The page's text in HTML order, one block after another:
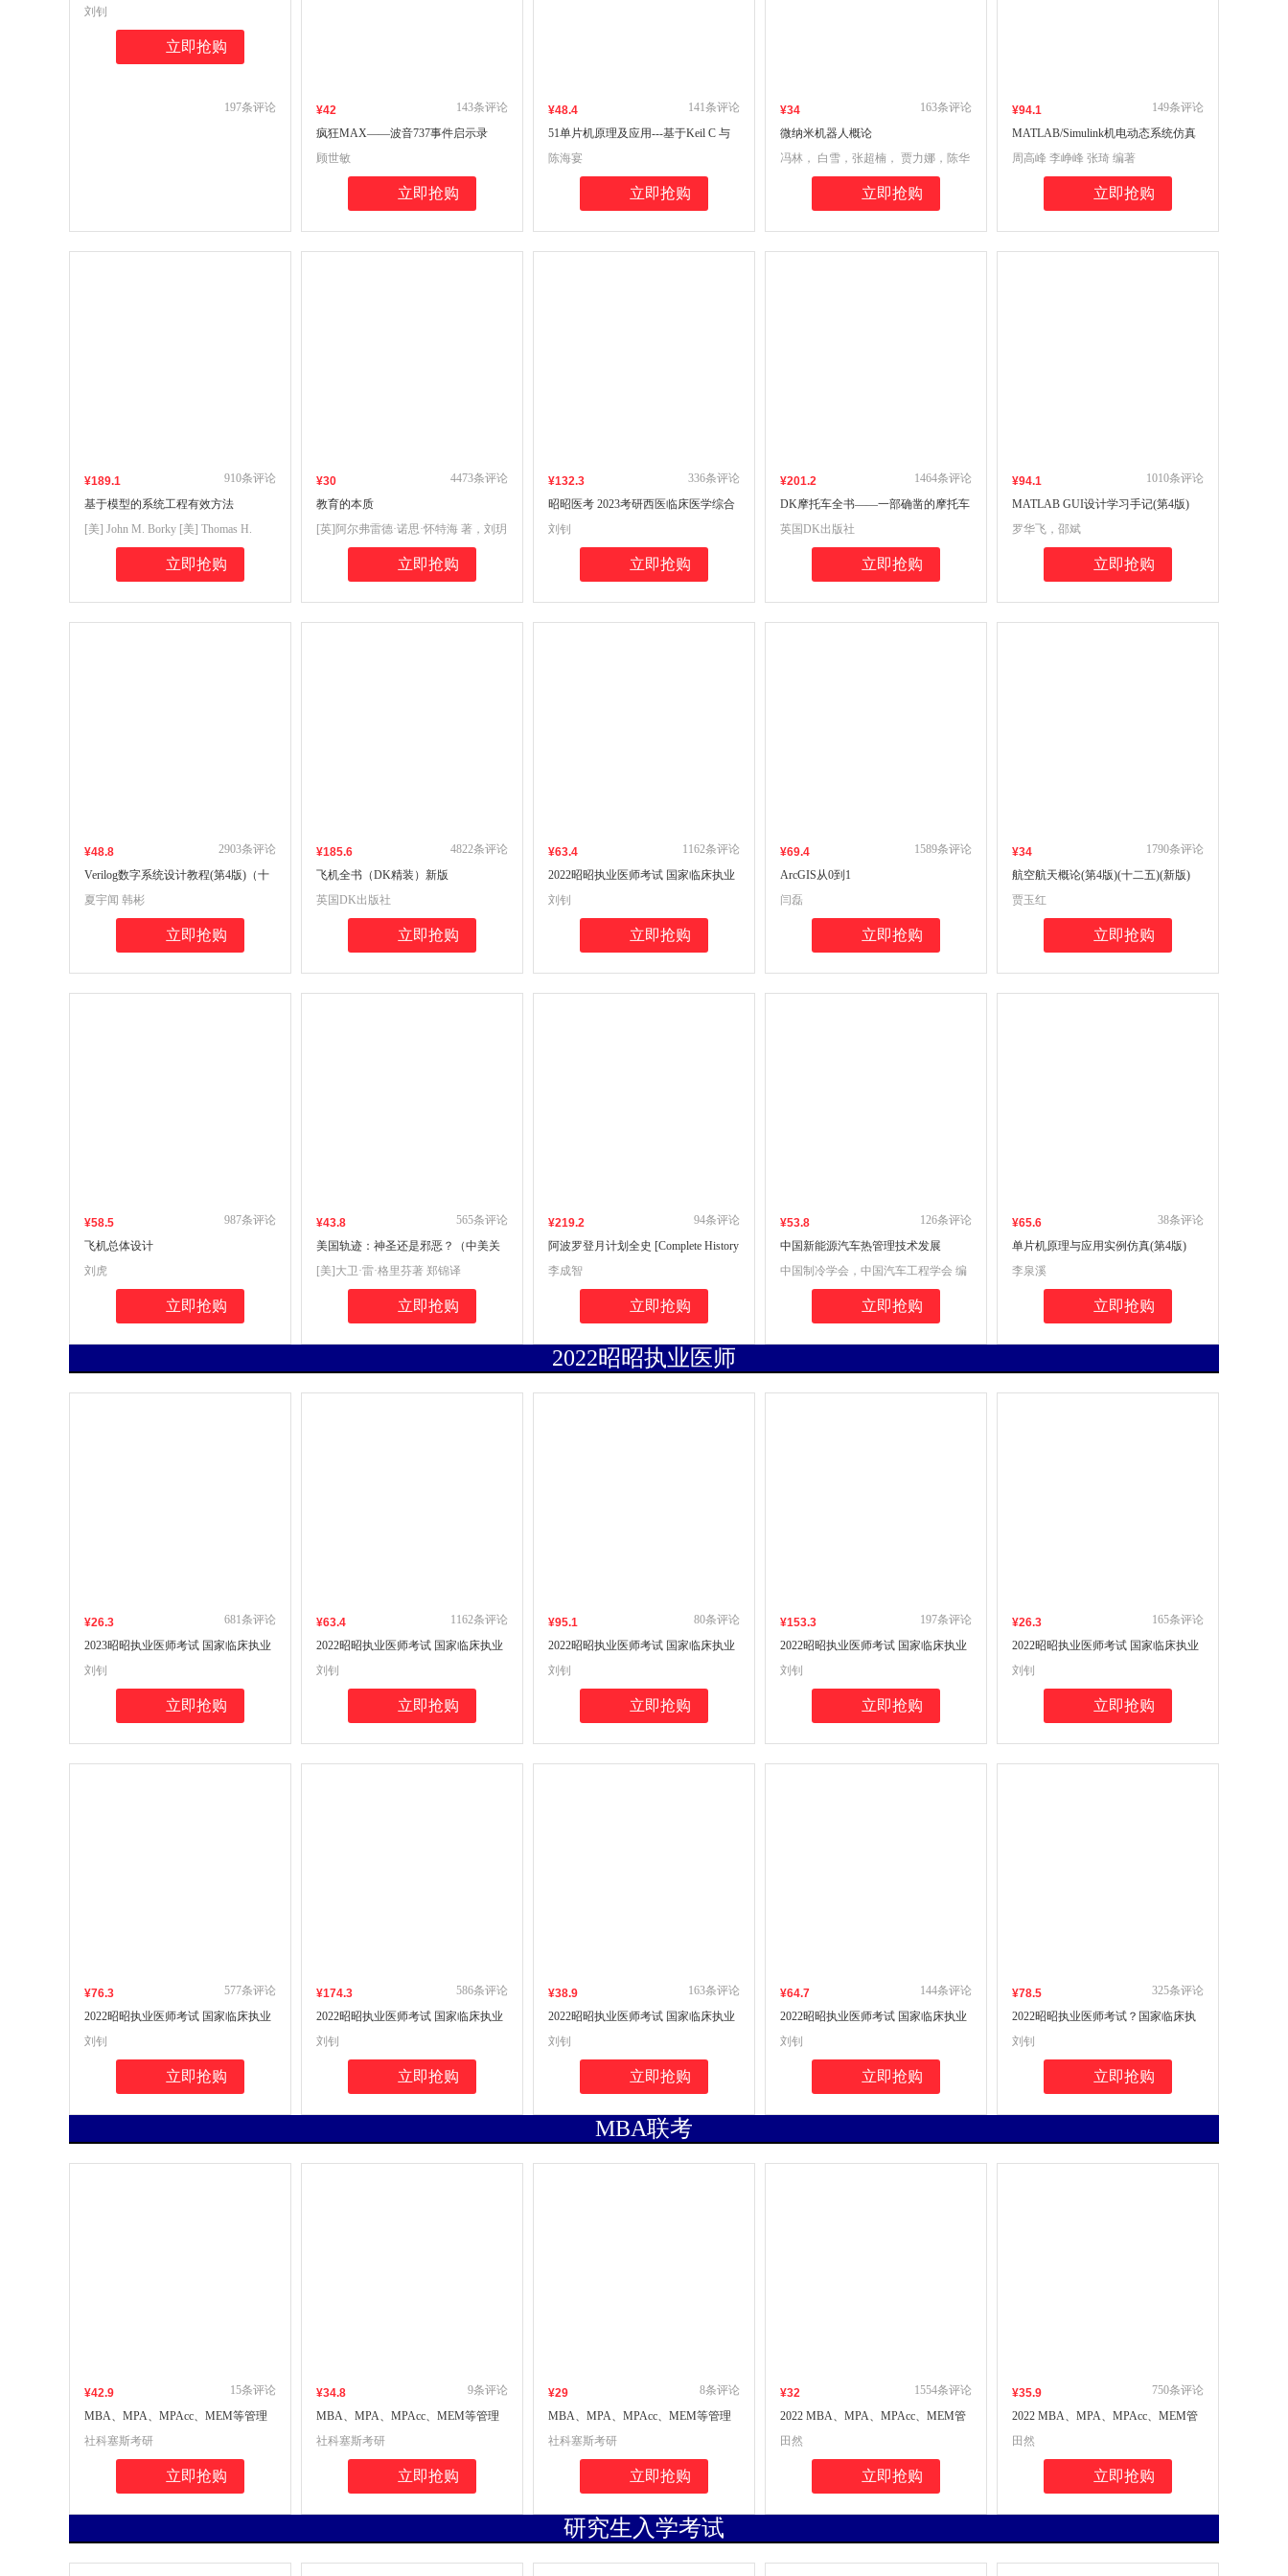
及助理医师资格考试精选真题考点精
析(试题分册+解析分册)(套装两本）
197条评论
刘钊
立即抢购
¥42
疯狂MAX——波音737事件启示录
143条评论
顾世敏
立即抢购
¥48.4
51单片机原理及应用---基于Keil C 与
Proteus (第4版)
141条评论
陈海宴
立即抢购
¥34
微纳米机器人概论
163条评论
冯林， 白雪，张超楠， 贾力娜，陈华
伟，张德远 编著
立即抢购
¥94.1
MATLAB/Simulink机电动态系统仿真
及工程应用（第2版）
149条评论
周高峰 李峥峰 张琦 编著
立即抢购
¥189.1
基于模型的系统工程有效方法
910条评论
[美] John M. Borky [美] Thomas H.
Bradley著 高星海译
立即抢购
¥30
教育的本质
4473条评论
[英]阿尔弗雷德·诺思·怀特海 著，刘玥
立即抢购
¥132.3
昭昭医考 2023考研西医临床医学综合
能力大纲精讲
336条评论
刘钊
立即抢购
¥201.2
DK摩托车全书——一部确凿的摩托车
图史
1464条评论
英国DK出版社
立即抢购
¥94.1
MATLAB GUI设计学习手记(第4版)
1010条评论
罗华飞，邵斌
立即抢购
¥48.8
Verilog数字系统设计教程(第4版)（十
一五）
2903条评论
夏宇闻 韩彬
立即抢购
¥185.6
飞机全书（DK精装）新版
4822条评论
英国DK出版社
立即抢购
¥63.4
2022昭昭执业医师考试 国家临床执业
及助理医师资格考试实践技能操作指
南
1162条评论
刘钊
立即抢购
¥69.4
ArcGIS从0到1
1589条评论
闫磊
立即抢购
¥34
航空航天概论(第4版)(十二五)(新版)
1790条评论
贾玉红
立即抢购
¥58.5
飞机总体设计
987条评论
刘虎
立即抢购
¥43.8
美国轨迹：神圣还是邪恶？（中美关
系书！）
565条评论
[美]大卫·雷·格里芬著 郑锦译
立即抢购
¥219.2
阿波罗登月计划全史 [Complete History
of Project Apollo]
94条评论
李成智
立即抢购
¥53.8
中国新能源汽车热管理技术发展
126条评论
中国制冷学会，中国汽车工程学会 编
立即抢购
¥65.6
单片机原理与应用实例仿真(第4版)
38条评论
李泉溪
立即抢购
2022昭昭执业医师
¥26.3
2023昭昭执业医师考试 国家临床执业
及助理医师资格考试实践技能操作核
心考点背诵版
681条评论
刘钊
立即抢购
¥63.4
2022昭昭执业医师考试 国家临床执业
及助理医师资格考试实践技能操作指
南
1162条评论
刘钊
立即抢购
¥95.1
2022昭昭执业医师考试 国家临床执业
及助理医师资格考试实践技能（套装2
册）实践技能操作指南+实践技能操作
80条评论
刘钊
立即抢购
¥153.3
2022昭昭执业医师考试 国家临床执业
及助理医师资格考试精选真题考点精
析(试题分册+解析分册)(套装两本）
197条评论
刘钊
立即抢购
¥26.3
2022昭昭执业医师考试 国家临床执业
及助理医师资格考试题眼狂背
165条评论
刘钊
立即抢购
¥76.3
2022昭昭执业医师考试 国家临床执业
及助理医师资格考试笔试核心考点背
诵版
577条评论
刘钊
立即抢购
¥174.3
2022昭昭执业医师考试 国家临床执业
及助理医师资格考试笔试重难点精析
(上、下册)(套装两本)
586条评论
刘钊
立即抢购
¥38.9
2022昭昭执业医师考试 国家临床执业
助理医师资格考试最后冲刺5套卷及精
析
163条评论
刘钊
立即抢购
¥64.7
2022昭昭执业医师考试 国家临床执业
医师资格考试最后冲刺5套卷及精析
144条评论
刘钊
立即抢购
¥78.5
2022昭昭执业医师考试？国家临床执
业及助理医师资格考试医师进阶重难
题3000例
325条评论
刘钊
立即抢购
MBA联考
¥42.9
MBA、MPA、MPAcc、MEM等管理
类、经济类联考逻辑高分突破 社科赛
斯考研
15条评论
社科塞斯考研
立即抢购
¥34.8
MBA、MPA、MPAcc、MEM等管理
类联考数学高分突破 社科赛斯考研
9条评论
社科塞斯考研
立即抢购
¥29
MBA、MPA、MPAcc、MEM等管理
类联考综合能力全真模拟6套卷 社科
赛斯考研
8条评论
社科塞斯考研
立即抢购
¥32
2022 MBA、MPA、MPAcc、MEM管
理类、经济类联考田然讲写作素材范
文宝典 199管理类联考综合能力
1554条评论
田然
立即抢购
¥35.9
2022 MBA、MPA、MPAcc、MEM管
理类、经济类联考田然讲写作通关指
南 199管理类联考综合能力
750条评论
田然
立即抢购
研究生入学考试